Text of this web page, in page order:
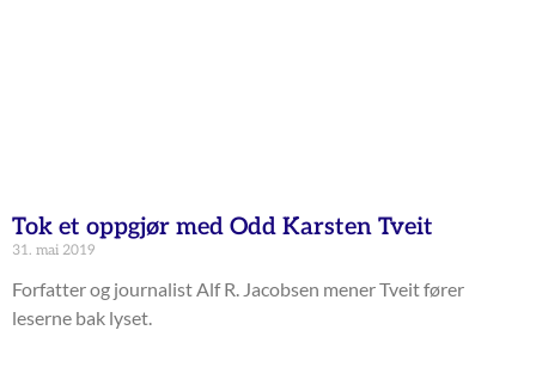
Tok et oppgjør med Odd Karsten Tveit
31. mai 2019
Forfatter og journalist Alf R. Jacobsen mener Tveit fører
leserne bak lyset.